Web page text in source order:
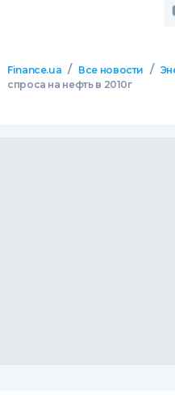
Finance.ua / Все новости /
спроса на нефть в 2010г